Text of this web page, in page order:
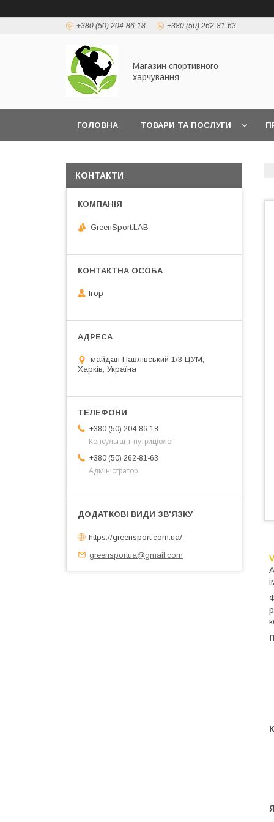
+380 (50) 204-86-18 +380 (50) 262-81-63
Магазин спортивного
харчування
ГОЛОВНА ТОВАРИ ТА ПОСЛУГИ
КОНТАКТИ
GreenSport.LAB
Ігор
майдан Павлівський 1/3 ЦУМ,
Харків, Україна
+380 (50) 204-86-18
Консультант-нутриціолог
+380 (50) 262-81-63
Адміністратор
https://greensport.com.ua/
greensportua@gmail.com